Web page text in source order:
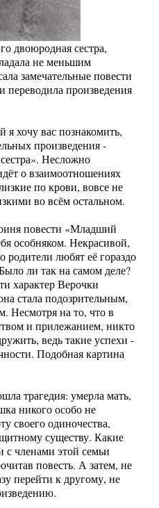
двоюродная сестра,
не меньшим
замечательные повести
переводила произведения
хочу вас познакомить,
произведения -
Несложно
о взаимоотношениях
по крови, вовсе не
во всём остальном.
повести «Младший
особняком. Некрасивой,
родители любят её гораздо
ли так на самом деле?
характер Верочки
стала подозрительным,
Несмотря на то, что в
и прилежанием, никто
ведь такие успехи -
Подобная картина
трагедия: умерла мать,
никого особо не
своего одиночества,
существу. Какие
членами этой семьи
повесть. А затем, не
перейти к другому, не